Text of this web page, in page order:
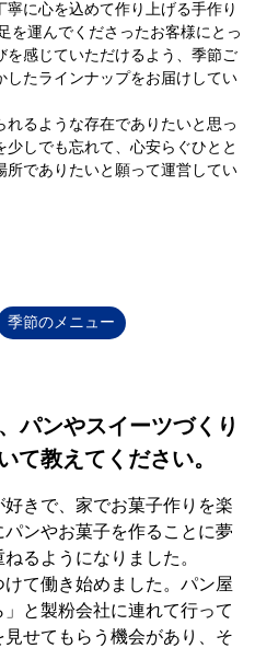
に心を込めて作り上げる手作り
を運んでくださったお客様にとっ
感じていただけるよう、季節ご
したラインナップをお届けしてい
るような存在でありたいと思っ
しでも忘れて、心安らぐひとと
所でありたいと願って運営してい
季節のメニュー
パンやスイーツづくり
て教えてください。
きで、家でお菓子作りを楽
ンやお菓子を作ることに夢
るようになりました。
て働き始めました。パン屋
と製粉会社に連れて行って
せてもらう機会があり、そ